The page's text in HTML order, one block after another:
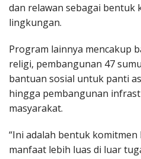
dan relawan sebagai bentuk
lingkungan.
Program lainnya mencakup
religi, pembangunan 47
bantuan sosial untuk panti
hingga pembangunan
masyarakat.
“Ini adalah bentuk
manfaat lebih luas di luar